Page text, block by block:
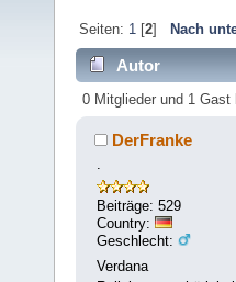
Seiten: 1[2] Nach
Autor
0 Mitglieder und 1
DerFranke
Beiträge: 529
Country:
Geschlecht:
Verdana